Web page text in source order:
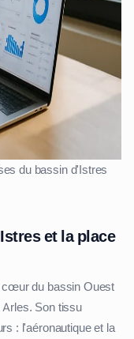
du bassin d'Istres
et la place
cœur du bassin Ouest
Son tissu
: l'aéronautique et la